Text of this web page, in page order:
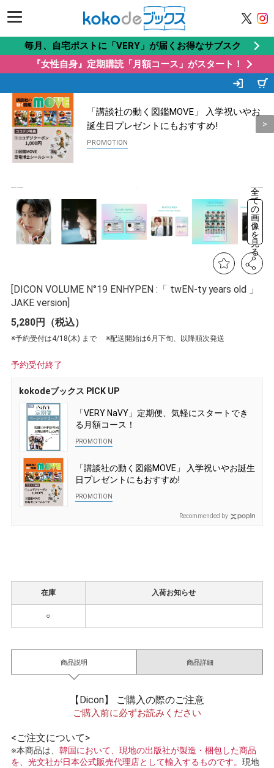
毎月、自宅ポストに「VERY」が届くお得なサブスク
『女性自身』定期購読「月額コース」がスタート！
この商品もオススメ
「講談社の動く図鑑MOVE」 入学祝いやお
誕生日プレゼントにもおすすめ!
Recommended by
全
て
の
画
像
を
見
る
[DICON VOLUME N°19 ENHYPEN :「 twEN-ty years old 」
JAKE version]
5,280円（税込）
※予約受付は4/18(木) まで ※配送開始は6月下旬、以降順次発送
予約受付終了
kokodeブックス PICK UP
「VERY NaVY」定期便、気軽にスタートでき
る月額コース！
「講談社の動く図鑑MOVE」 入学祝いやお誕生
日プレゼントにもおすすめ!
Recommended by
在庫 入荷お知らせ
○
商品説明
【Dicon】 ご購入の際のご注意
ご購入前に必ずお読みください
<ご注文について>
※本商品は、 韓国において、現地の出版社が製造・梱包した商品
を、光文社が日本公式販売代理店として輸入するものです。 現地
商品詳細